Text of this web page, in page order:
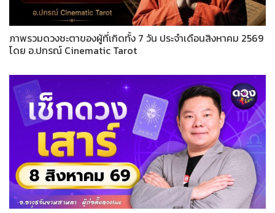
ภาพรวมดวงชะตาของผู้ที่เกิดทั้ง 7 วัน ประจำเดือนสิงหาคม 2569
โดย อ.ปกรณ์ Cinematic Tarot